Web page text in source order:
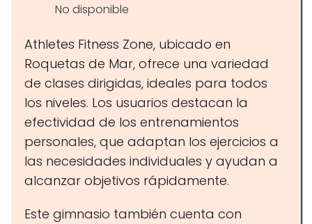
No disponible
Athletes Fitness Zone, ubicado en
Roquetas de Mar, ofrece una variedad
de clases dirigidas, ideales para todos
los niveles. Los usuarios destacan la
efectividad de los entrenamientos
personales, que adaptan los ejercicios a
las necesidades individuales y ayudan a
alcanzar objetivos rápidamente.
Este gimnasio también cuenta con